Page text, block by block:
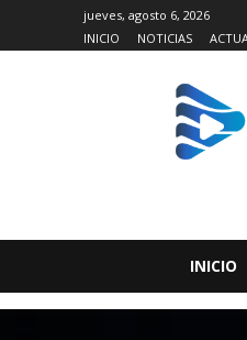
jueves, agosto 6, 2026
INICIO
NOTICIAS
INICIO